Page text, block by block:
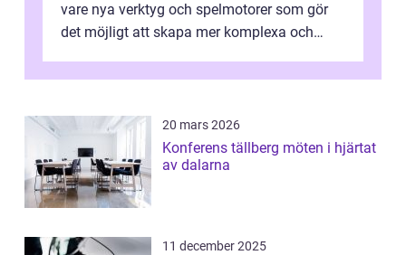
vare nya verktyg och spelmotorer som gör
det möjligt att skapa mer komplexa och
20 mars 2026
Konferens tällberg möten i hjärtat
av dalarna
11 december 2025